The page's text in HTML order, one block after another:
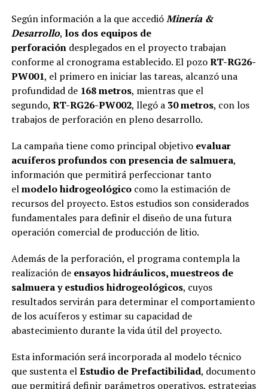
Según información a la que accedióMinería &
Desarrollo, los dos equipos de
perforacióndesplegados en el proyecto trabajan
conforme al cronograma establecido. El pozoRT-RG26-
PW001, el primero en iniciar las tareas, alcanzó una
profundidad de 168 metros, mientras que el
segundo, RT-RG26-PW002, llegó a 30 metros, con los
trabajos de perforación en pleno desarrollo.
La campaña tiene como principal objetivo evaluar
acuíferos profundos con presencia de salmuera,
información que permitirá perfeccionar tanto
elmodelo hidrogeológicocomo la estimación de
recursos del proyecto. Estos estudios son considerados
fundamentales para definir el diseño de una futura
operación comercial de producción de litio.
Además de la perforación, el programa contempla la
realización de ensayos hidráulicos, muestreos de
salmuera y estudios hidrogeológicos, cuyos
resultados servirán para determinar el comportamiento
de los acuíferos y estimar su capacidad de
abastecimiento durante la vida útil del proyecto.
Esta información será incorporada al modelo técnico
que sustenta elEstudio de Prefactibilidad, documento
que permitirá definir parámetros operativos, estrategias